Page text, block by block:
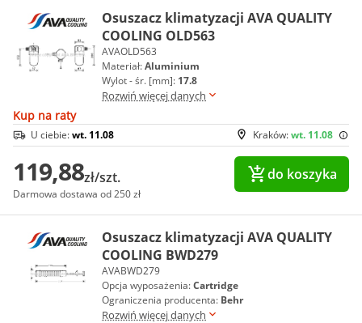
Osuszacz klimatyzacji AVA QUALITY
COOLING OLD563
AVAOLD563
Materiał:Aluminium
Wylot - śr. [mm]: 17.8
Rozwiń więcej danych
Kup na raty
Kraków:wt. 11.08
U ciebie:wt. 11.08
119,88zł/szt.
Darmowa dostawa od 250 zł
do koszyka
Osuszacz klimatyzacji AVA QUALITY
COOLING BWD279
AVABWD279
Opcja wyposażenia:Cartridge
Ograniczenia producenta: Behr
Rozwiń więcej danych